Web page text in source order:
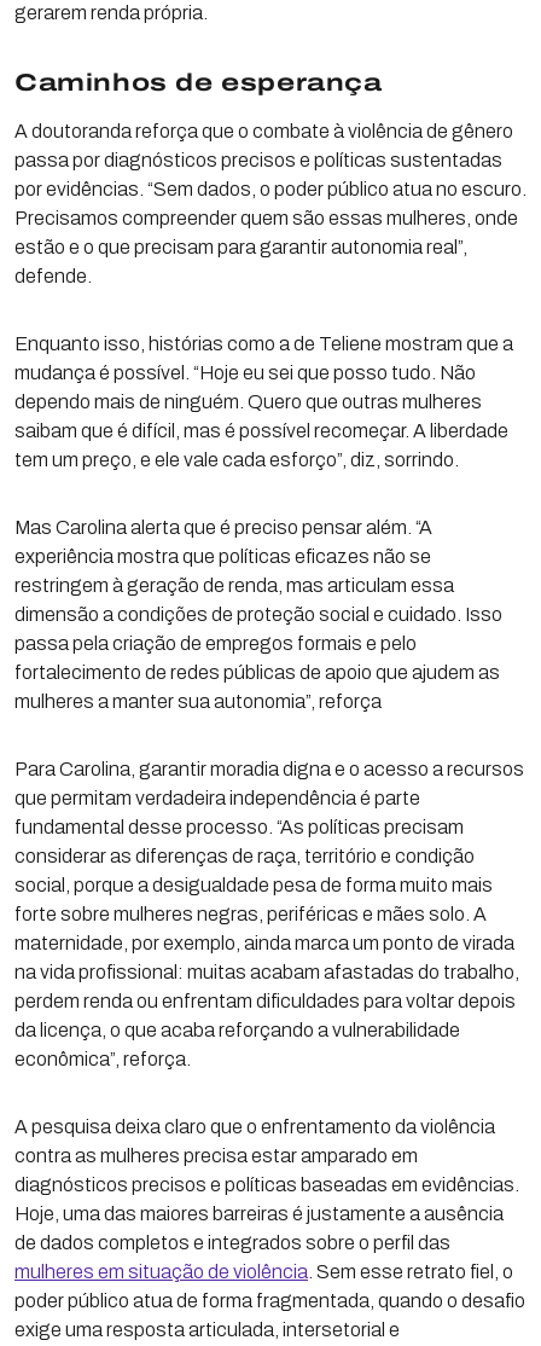
gerarem renda própria.
Caminhos de esperança
A doutoranda reforça que o combate à violência de gênero
passa por diagnósticos precisos e políticas sustentadas
por evidências. “Sem dados, o poder público atua no escuro.
Precisamos compreender quem são essas mulheres, onde
estão e o que precisam para garantir autonomia real”,
defende.
Enquanto isso, histórias como a de Teliene mostram que a
mudança é possível. “Hoje eu sei que posso tudo. Não
dependo mais de ninguém. Quero que outras mulheres
saibam que é difícil, mas é possível recomeçar. A liberdade
tem um preço, e ele vale cada esforço”, diz, sorrindo.
Mas Carolina alerta que é preciso pensar além. “A
experiência mostra que políticas eficazes não se
restringem à geração de renda, mas articulam essa
dimensão a condições de proteção social e cuidado. Isso
passa pela criação de empregos formais e pelo
fortalecimento de redes públicas de apoio que ajudem as
mulheres a manter sua autonomia”, reforça
Para Carolina, garantir moradia digna e o acesso a recursos
que permitam verdadeira independência é parte
fundamental desse processo. “As políticas precisam
considerar as diferenças de raça, território e condição
social, porque a desigualdade pesa de forma muito mais
forte sobre mulheres negras, periféricas e mães solo. A
maternidade, por exemplo, ainda marca um ponto de virada
na vida profissional: muitas acabam afastadas do trabalho,
perdem renda ou enfrentam dificuldades para voltar depois
da licença, o que acaba reforçando a vulnerabilidade
econômica”, reforça.
A pesquisa deixa claro que o enfrentamento da violência
contra as mulheres precisa estar amparado em
diagnósticos precisos e políticas baseadas em evidências.
Hoje, uma das maiores barreiras é justamente a ausência
de dados completos e integrados sobre o perfil das
mulheres em situação de violência . Sem esse retrato fiel, o
poder público atua de forma fragmentada, quando o desafio
exige uma resposta articulada, intersetorial e